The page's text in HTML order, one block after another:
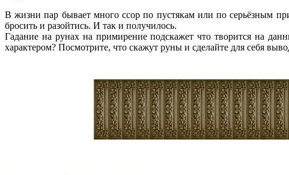
В жизни пар бывает много ссор по пустякам или по серьёзным
бросить и разойтись. И так и получилось.
Гадание на рунах на примирение подскажет что творится на
характером? Посмотрите, что скажут руны и сделайте для себя